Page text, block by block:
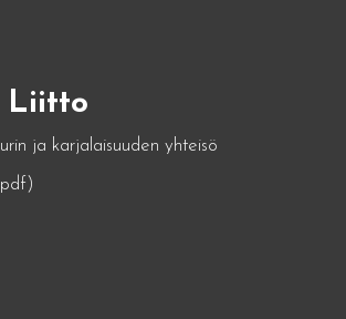
Liitto
ja karjalaisuuden yhteisö